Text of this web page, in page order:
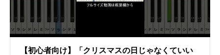
【初心者向け】「クリスマスの日じゃなくていい